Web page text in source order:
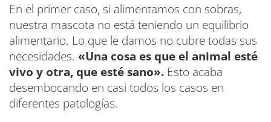
En el primer caso, si alimentamos con sobras,
nuestra mascota no está teniendo un equilibrio
alimentario. Lo que le damos no cubre todas sus
necesidades. «Una cosa es que el animal esté
vivo y otra, que esté sano». Esto acaba
desembocando en casi todos los casos en
diferentes patologías.